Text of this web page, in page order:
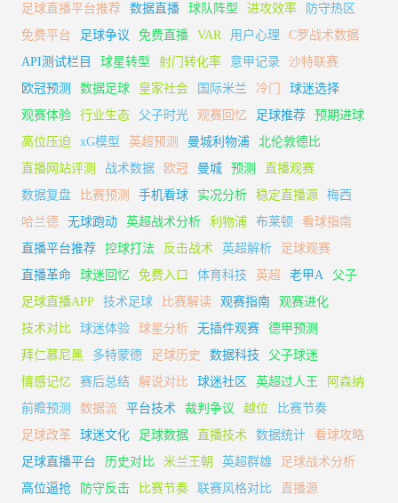
足球直播平台推荐
数据直播 球队阵型 进攻效率
防守热区
免费平台
足球争议 免费直播 VAR 用户心理
C罗战术数据
API测试栏目
球星转型 射门转化率 意甲记录
沙特联赛
欧冠预测
数据足球 皇家社会 国际米兰 冷门
球迷选择
观赛体验
行业生态 父子时光 观赛回忆 足球推荐
预期进球
高位压迫
xG模型 英超预测 曼城利物浦
北伦敦德比
直播网站评测
战术数据 欧冠 曼城 预测
直播观赛
数据复盘
比赛预测 手机看球 实况分析 稳定直播源
梅西
哈兰德
无球跑动 英超战术分析 利物浦 布莱顿
看球指南
直播平台推荐
控球打法 反击战术 英超解析
足球观赛
直播革命
球迷回忆 免费入口 体育科技 英超 老甲A
父子
足球直播APP
技术足球 比赛解读 观赛指南
观赛进化
技术对比
球迷体验 球星分析 无插件观赛
德甲预测
拜仁慕尼黑
多特蒙德 足球历史 数据科技
父子球迷
情感记忆
赛后总结 解说对比 球迷社区 英超过人王
阿森纳
前瞻预测
数据流 平台技术 裁判争议 越位
比赛节奏
足球改革
球迷文化 足球数据 直播技术 数据统计
看球攻略
足球直播平台
历史对比 米兰王朝 英超群雄
足球战术分析
高位逼抢
防守反击 比赛节奏 联赛风格对比
直播源